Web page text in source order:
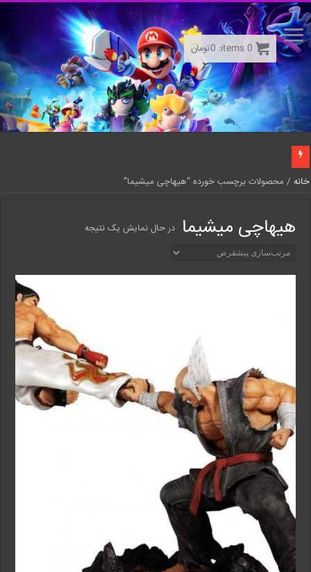
خانه / محصولات برچسب خورده “هیهاچی میشیما”
هیهاچی میشیما در حال نمایش یک نتیجه
0
items:
0تومان